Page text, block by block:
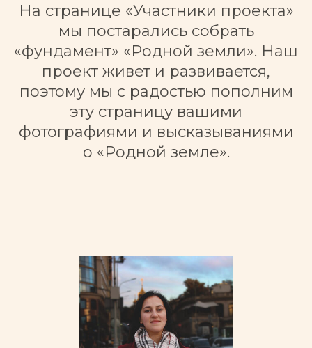
На странице «Участники проекта»
мы постарались собрать
«фундамент» «Родной земли». Наш
проект живет и развивается,
поэтому мы с радостью пополним
эту страницу вашими
фотографиями и высказываниями
о «Родной земле».